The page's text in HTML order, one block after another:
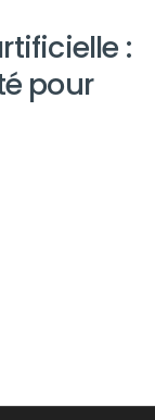
:
pour